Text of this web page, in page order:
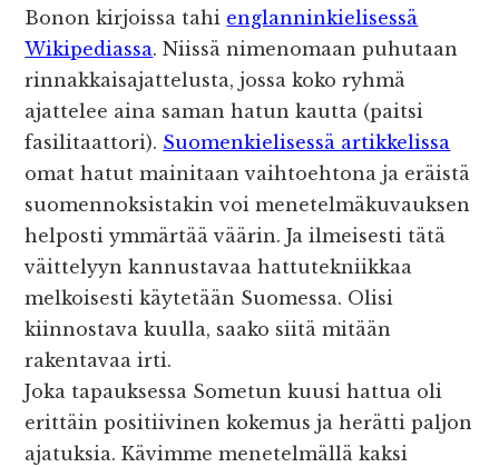
Bonon kirjoissa tahi englanninkielisessä
Wikipediassa. Niissä nimenomaan puhutaan
rinnakkaisajattelusta, jossa koko ryhmä
ajattelee aina saman hatun kautta (paitsi
fasilitaattori). Suomenkielisessä artikkelissa
omat hatut mainitaan vaihtoehtona ja eräistä
suomennoksistakin voi menetelmäkuvauksen
helposti ymmärtää väärin. Ja ilmeisesti tätä
väittelyyn kannustavaa hattutekniikkaa
melkoisesti käytetään Suomessa. Olisi
kiinnostava kuulla, saako siitä mitään
rakentavaa irti.
Joka tapauksessa Sometun kuusi hattua oli
erittäin positiivinen kokemus ja herätti paljon
ajatuksia. Kävimme menetelmällä kaksi